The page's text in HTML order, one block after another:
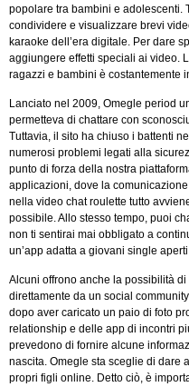
popolare tra bambini e adolescenti.
condividere e visualizzare brevi
karaoke dell’era digitale. Per dare
aggiungere effetti speciali ai video.
ragazzi e bambini è costantemente
Lanciato nel 2009, Omegle period
permetteva di chattare con
Tuttavia, il sito ha chiuso i battenti
numerosi problemi legati alla
punto di forza della nostra
applicazioni, dove la
nella video chat roulette tutto
possibile. Allo stesso tempo, puoi
non ti sentirai mai obbligato a
un’app adatta a giovani single
Alcuni offrono anche la possibilità
direttamente da un social
dopo aver caricato un paio di foto
relationship e delle app di incontri
prevedono di fornire alcune
nascita. Omegle sta sceglie di dare
propri figli online. Detto ciò, è